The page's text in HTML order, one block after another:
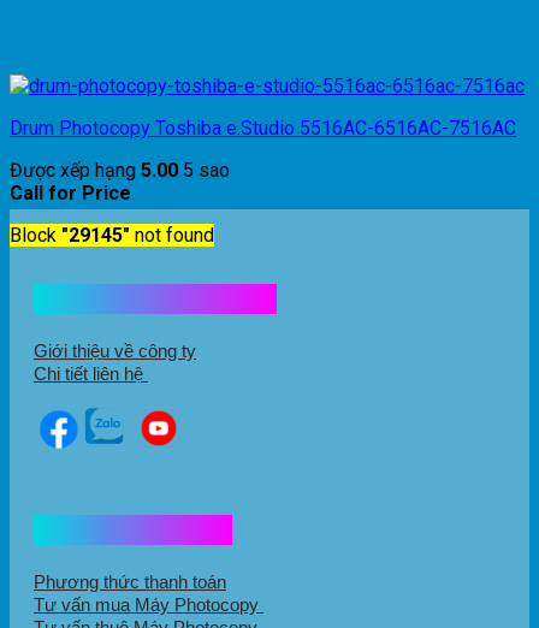
Drum Photocopy Toshiba e.Studio 5516AC-6516AC-7516AC
Được xếp hạng 5.00 5 sao
Call for Price
Block "29145" not found
Giới thiệu về công ty
Chi tiết liên hệ
Phương thức thanh toán
Tư vấn mua Máy Photocopy